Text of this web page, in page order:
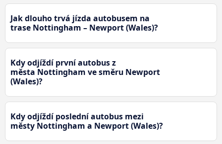
Jak dlouho trvá jízda autobusem na
trase Nottingham – Newport (Wales)?
Kdy odjíždí první autobus z
města Nottingham ve směru Newport
(Wales)?
Kdy odjíždí poslední autobus mezi
městy Nottingham a Newport (Wales)?